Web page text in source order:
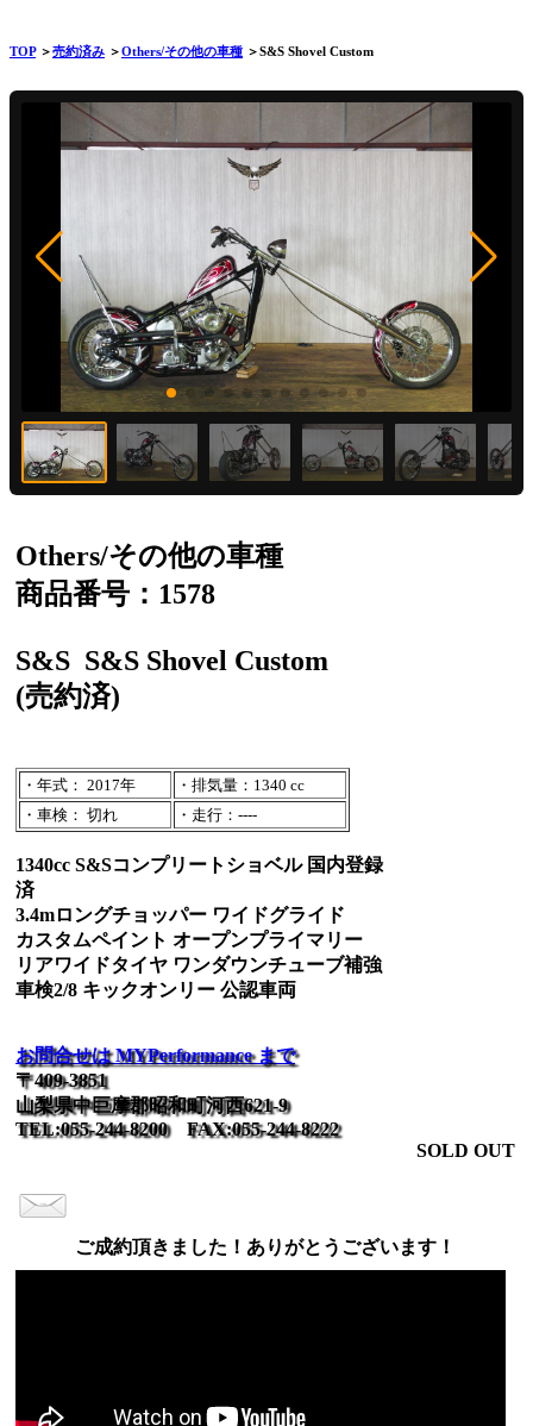
TOP＞売約済み ＞Others/その他の車種 ＞S&S Shovel Custom
Others/その他の車種
商品番号：1578
S&S S&S Shovel Custom
(売約済)
・年式： 2017年
・排気量：1340 cc
・車検： 切れ
・走行：----
1340cc S&Sコンプリートショベル 国内登録
済
3.4mロングチョッパー ワイドグライド
カスタムペイント オープンプライマリー
リアワイドタイヤ ワンダウンチューブ補強
車検2/8 キックオンリー 公認車両
お問合せは MYPerformance まで
〒409-3851
山梨県中巨摩郡昭和町河西621-9
TEL:055-244-8200 FAX:055-244-8222
SOLD OUT
ご成約頂きました！ありがとうございます！